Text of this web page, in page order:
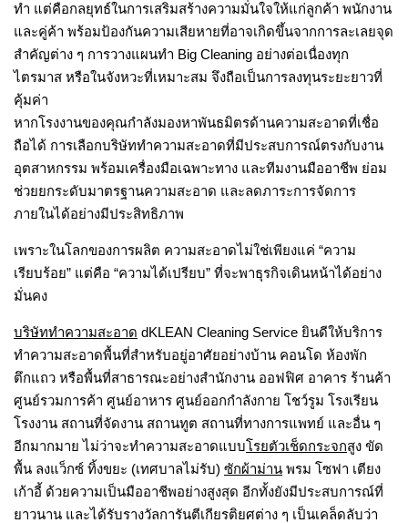
ทำ แต่คือกลยุทธ์ในการเสริมสร้างความมั่นใจให้แก่ลูกค้า พนักงาน
และคู่ค้า พร้อมป้องกันความเสียหายที่อาจเกิดขึ้นจากการละเลยจุด
สำคัญต่าง ๆ การวางแผนทำ Big Cleaning อย่างต่อเนื่องทุก
ไตรมาส หรือในจังหวะที่เหมาะสม จึงถือเป็นการลงทุนระยะยาวที่
คุ้มค่า
หากโรงงานของคุณกำลังมองหาพันธมิตรด้านความสะอาดที่เชื่อ
ถือได้ การเลือกบริษัททำความสะอาดที่มีประสบการณ์ตรงกับงาน
อุตสาหกรรม พร้อมเครื่องมือเฉพาะทาง และทีมงานมืออาชีพ ย่อม
ช่วยยกระดับมาตรฐานความสะอาด และลดภาระการจัดการ
ภายในได้อย่างมีประสิทธิภาพ
เพราะในโลกของการผลิต ความสะอาดไม่ใช่เพียงแค่ “ความ
เรียบร้อย” แต่คือ “ความได้เปรียบ” ที่จะพาธุรกิจเดินหน้าได้อย่าง
มั่นคง
บริษัททำความสะอาด dKLEAN Cleaning Service ยินดีให้บริการ
ทำความสะอาดพื้นที่สำหรับอยู่อาศัยอย่างบ้าน คอนโด ห้องพัก
ตึกแถว หรือพื้นที่สาธารณะอย่างสำนักงาน ออฟฟิศ อาคาร ร้านค้า
ศูนย์รวมการค้า ศูนย์อาหาร ศูนย์ออกกำลังกาย โชว์รูม โรงเรียน
โรงงาน สถานที่จัดงาน สถานทูต สถานที่ทางการแพทย์ และอื่น ๆ
อีกมากมาย ไม่ว่าจะทำความสะอาดแบบโรยตัวเช็ดกระจกสูง ขัด
พื้น ลงแว็กซ์ ทิ้งขยะ (เทศบาลไม่รับ) ซักผ้าม่าน พรม โซฟา เตียง
เก้าอี้ ด้วยความเป็นมืออาชีพอย่างสูงสุด อีกทั้งยังมีประสบการณ์ที่
ยาวนาน และได้รับรางวัลการันตีเกียรติยศต่าง ๆ เป็นเคล็ดลับว่า